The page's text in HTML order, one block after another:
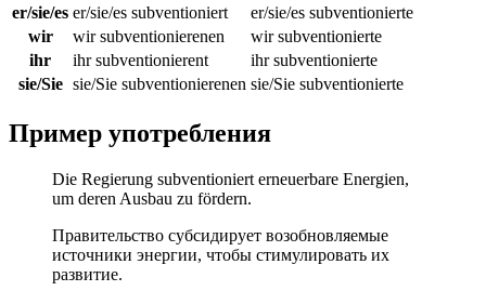
er/sie/es er/sie/es subventioniert
er/sie/es subventionierte
wir
wir subventionierenen
wir subventionierte
ihr
ihr subventionierent
ihr subventionierte
sie/Sie sie/Sie subventionierenen sie/Sie subventionierte
Пример употребления
Die Regierung subventioniert erneuerbare Energien,
um deren Ausbau zu fördern.
Правительство субсидирует возобновляемые
источники энергии, чтобы стимулировать их
развитие.